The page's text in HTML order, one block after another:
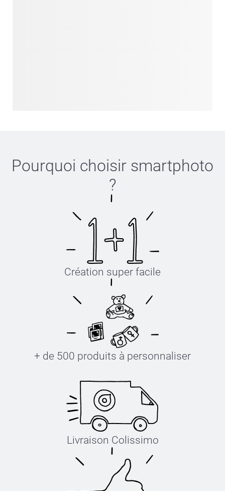
Pourquoi choisir smartphoto
?
Création super facile
+ de 500 produits à personnaliser
Livraison Colissimo